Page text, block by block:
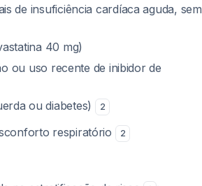
de insuficiência cardíaca aguda, sem
40 mg)
ou uso recente de inibidor de
ou diabetes)
2
respiratório 2